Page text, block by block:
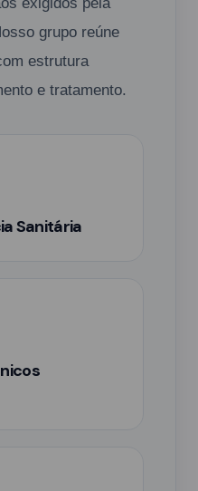
grupo reúne
estrutura
e tratamento.
Sanitária